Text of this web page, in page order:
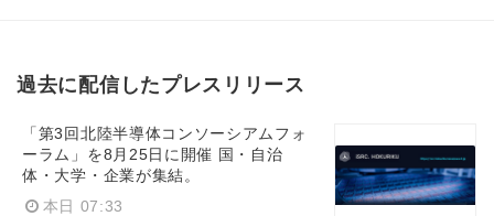
過去に配信したプレスリリース
「第3回北陸半導体コンソーシアムフォ
ーラム」を8月25日に開催 国・自治
体・大学・企業が集結。
本日 07:33